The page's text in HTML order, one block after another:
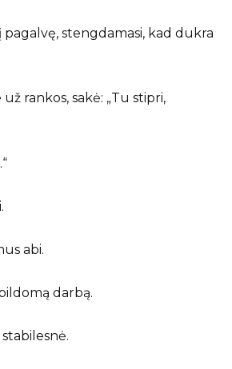
pagalvę, stengdamasi, kad dukra
rankos, sakė: „Tu stipri,
abi.
darbą.